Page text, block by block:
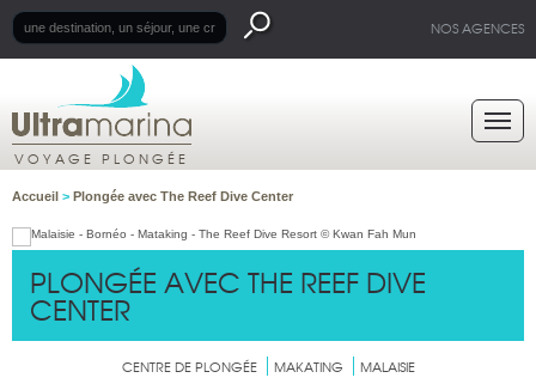
NOS AGENCES
VOYAGE PLONGÉE
Accueil > Plongée avec The Reef Dive Center
PLONGÉE AVEC THE REEF DIVE
CENTER
CENTRE DE PLONGÉE MAKATING MALAISIE